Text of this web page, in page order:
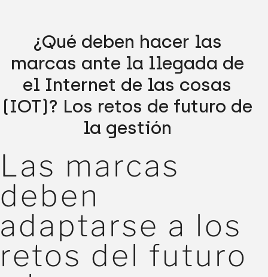
¿Qué deben hacer las
marcas ante la llegada de
el Internet de las cosas
(IOT)? Los retos de futuro de
la gestión
Las marcas
deben
adaptarse a los
retos del futuro